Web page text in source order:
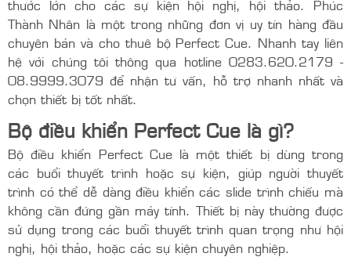
thước lớn cho các sự kiện hội nghị, hội thảo. Phúc
Thành Nhân là một trong những đơn vị uy tín hàng đầu
chuyên bán và cho thuê bộ Perfect Cue. Nhanh tay liên
hệ với chúng tôi thông qua hotline 0283.620.2179 -
08.9999.3079 để nhận tư vấn, hỗ trợ nhanh nhất và
chọn thiết bị tốt nhất.
Bộ điều khiển Perfect Cue là gì?
Bộ điều khiển Perfect Cue là một thiết bị dùng trong
các buổi thuyết trình hoặc sự kiện, giúp người thuyết
trình có thể dễ dàng điều khiển các slide trình chiếu mà
không cần đứng gần máy tính. Thiết bị này thường được
sử dụng trong các buổi thuyết trình quan trọng như hội
nghị, hội thảo, hoặc các sự kiện chuyên nghiệp.